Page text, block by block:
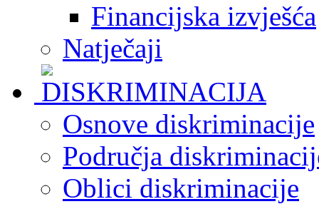
Financijska izvješća
Natječaji
Osnove diskriminacije
Područja
Oblici diskriminacije